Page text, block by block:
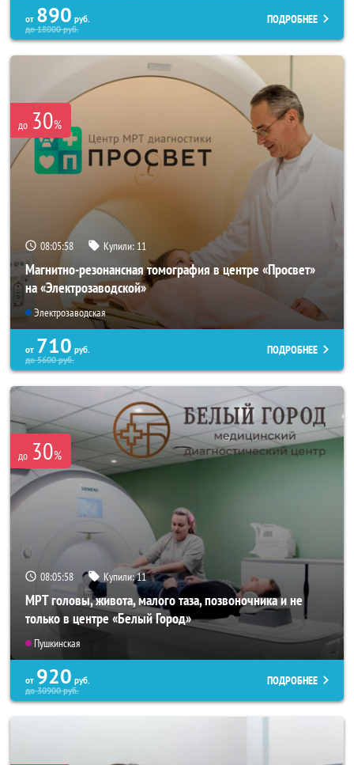
от 890 руб.
до18000руб.
ПОДРОБНЕЕ
до 30%
08:05:55 Купили: 11
Магнитно-резонансная томография в центре «Просвет»
на «Электрозаводской»
Электрозаводская
от 710 руб.
до5600руб.
ПОДРОБНЕЕ
до 30%
08:05:55 Купили:11
МРТ головы, живота, малого таза, позвоночника и не
только в центре «Белый Город»
Пушкинская
от 920 руб.
до30900руб.
ПОДРОБНЕЕ